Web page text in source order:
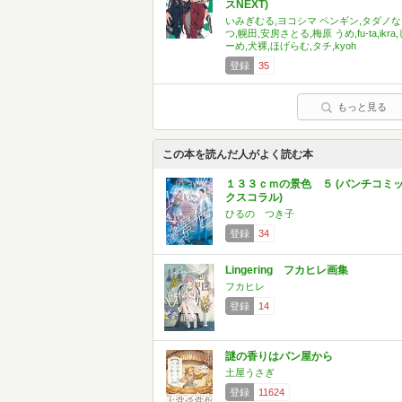
スNEXT)
いみぎむる,ヨコシマ ペンギン,タダノな
つ,幌田,安房さとる,梅原 うめ,fu-ta,ikra,
ーめ,犬裸,ほげらむ,タチ,kyoh
登録
35
もっと見る
この本を読んだ人がよく読む本
１３３ｃｍの景色 ５ (バンチコミ
クスコラル)
ひるの つき子
登録
34
Lingering フカヒレ画集
フカヒレ
登録
14
謎の香りはパン屋から
土屋うさぎ
登録
11624